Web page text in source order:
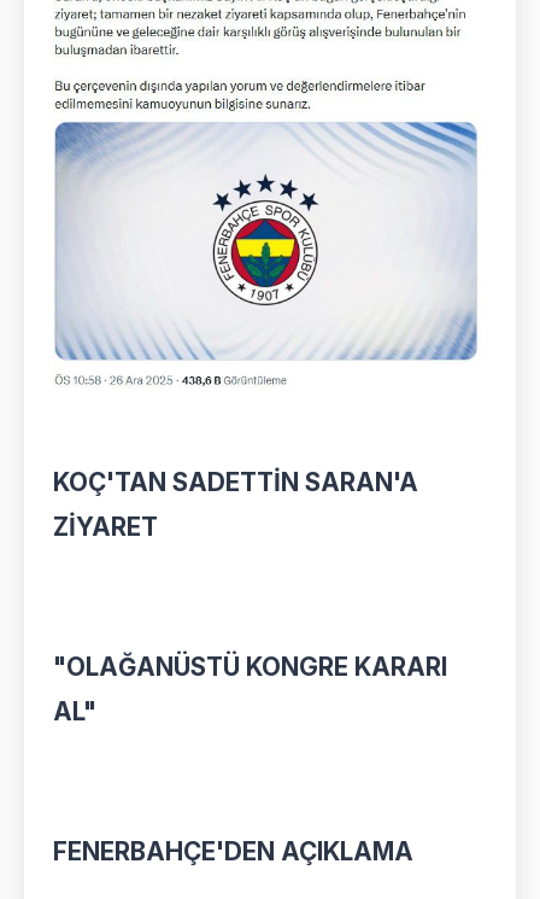
KOÇ'TAN SADETTİN SARAN'A
ZİYARET
"OLAĞANÜSTÜ KONGRE KARARI
AL"
FENERBAHÇE'DEN AÇIKLAMA